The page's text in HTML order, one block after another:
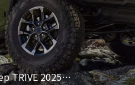
TRIVE 2025…